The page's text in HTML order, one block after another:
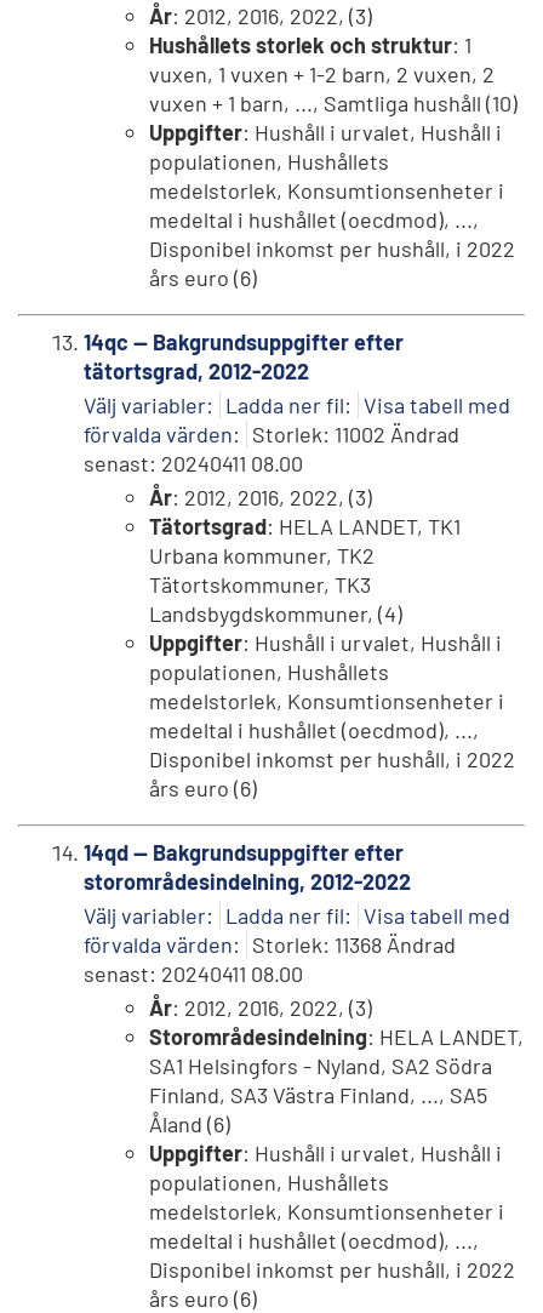
År: 2012, 2016, 2022, (3)
Hushållets storlek och struktur: 1
vuxen, 1 vuxen + 1-2 barn, 2 vuxen, 2
vuxen + 1 barn, ..., Samtliga hushåll (10)
Uppgifter: Hushåll i urvalet, Hushåll i
populationen, Hushållets
medelstorlek, Konsumtionsenheter i
medeltal i hushållet (oecdmod), ...,
Disponibel inkomst per hushåll, i 2022
års euro (6)
14qc -- Bakgrundsuppgifter efter
tätortsgrad, 2012-2022
Välj variabler: Ladda ner fil: Visa tabell med
förvalda värden: Storlek: 11002 Ändrad
senast: 20240411 08.00
År: 2012, 2016, 2022, (3)
Tätortsgrad: HELA LANDET, TK1
Urbana kommuner, TK2
Tätortskommuner, TK3
Landsbygdskommuner, (4)
Uppgifter: Hushåll i urvalet, Hushåll i
populationen, Hushållets
medelstorlek, Konsumtionsenheter i
medeltal i hushållet (oecdmod), ...,
Disponibel inkomst per hushåll, i 2022
års euro (6)
14qd -- Bakgrundsuppgifter efter
storområdesindelning, 2012-2022
Välj variabler: Ladda ner fil: Visa tabell med
förvalda värden: Storlek: 11368 Ändrad
senast: 20240411 08.00
År: 2012, 2016, 2022, (3)
Storområdesindelning: HELA LANDET,
SA1 Helsingfors - Nyland, SA2 Södra
Finland, SA3 Västra Finland, ..., SA5
Åland (6)
Uppgifter: Hushåll i urvalet, Hushåll i
populationen, Hushållets
medelstorlek, Konsumtionsenheter i
medeltal i hushållet (oecdmod), ...,
Disponibel inkomst per hushåll, i 2022
års euro (6)